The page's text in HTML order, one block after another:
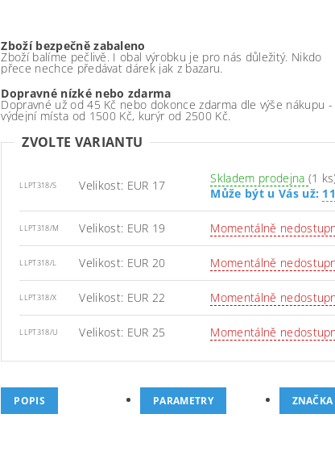
Zboží bezpečně zabaleno
Zboží balíme pečlivě. I obal výrobku je pro nás důležitý. Nikdo
přece nechce předávat dárek jak z bazaru.
Dopravné nízké nebo zdarma
Dopravné už od 45 Kč nebo dokonce zdarma dle výše nákupu -
výdejní místa od 1500 Kč, kurýr od 2500 Kč.
ZVOLTE VARIANTU
LLPT318/S Velikost: EUR 17 Skladem prodejna (1
Může být u Vás už:
LLPT318/M Velikost: EUR 19 Momentálně
LLPT318/L Velikost: EUR 20 Momentálně
LLPT318/X Velikost: EUR 22 Momentálně
LLPT318/U Velikost: EUR 25 Momentálně
POPIS PARAMETRY ZNAČKA